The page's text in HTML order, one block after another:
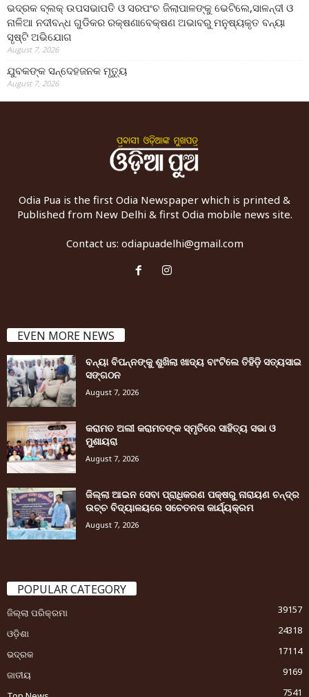
ଭଦ୍ରକ ବ୍ଲକ୍ ଉପସଭାପତି ଓ ସରପଂଚ ଜିଲାପାଳଙ୍କୁ ଭେଟିଲେ,ସାଳନ୍ଦୀ ଓ
ନାଳିଆ ନଦୀବନ୍ଧ ଗୁଡିକର ରକ୍ଷଣାବେକ୍ଷଣ ଅଭାବରୁ ମନୁଷ୍ୟକୃତ ବନ୍ୟା
ସୃଷ୍ଟି ଅଭିଯୋଗ
August 7, 2026
ଯୁବକଙ୍କ ସନ୍ଦେହଜନକ ମୃତ୍ୟୁ
August 7, 2026
Odia Pua is the first Odia Newspaper which is printed &
Published from New Delhi & first Odia mobile news site.
Contact us: odiapuadelhi@gmail.com
EVEN MORE NEWS
ବନ୍ୟା ବିପନ୍ନଙ୍କୁ ଶୁଖିଲା ଖାଦ୍ୟ ବାଂଟିଲେ ତିହିଡି଼ ସତ୍ୟସାଇ
ସଙ୍ଗଠନ
August 7, 2026
କରାମତ ଅଲୀ କରାମତଙ୍କ ସ୍ମୃତିରେ ସାହିତ୍ୟ ସଭା ଓ
ମୁଶାୟରା
August 7, 2026
ଜିଲ୍ଲା ଆଇନ ସେବା ପ୍ରାଧିକରଣ ପକ୍ଷରୁ ନାରାୟଣ ଚନ୍ଦ୍ର
ଉଚ୍ଚ ବିଦ୍ୟାଳୟରେ ସଚେତନତା କାର୍ଯ୍ୟକ୍ରମ
August 7, 2026
POPULAR CATEGORY
ଜିଲ୍ଲା ପରିକ୍ରମା
39157
ଓଡ଼ିଶା
24318
ଭଦ୍ରକ
17114
ଜାତୀୟ
9169
7541